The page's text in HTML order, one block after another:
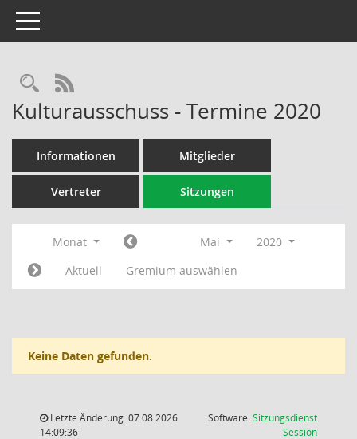
Toggle navigation
Rechercheauswahl
RSS-Feed
Kulturausschuss - Termine 2020
Informationen Mitglieder
Vertreter Sitzungen
Monat Mai
2020
Aktuell
Gremium auswählen
Keine Daten gefunden.
Letzte Änderung: 07.08.2026
14:09:36
Software:Sitzungsdienst
Session(Wird in